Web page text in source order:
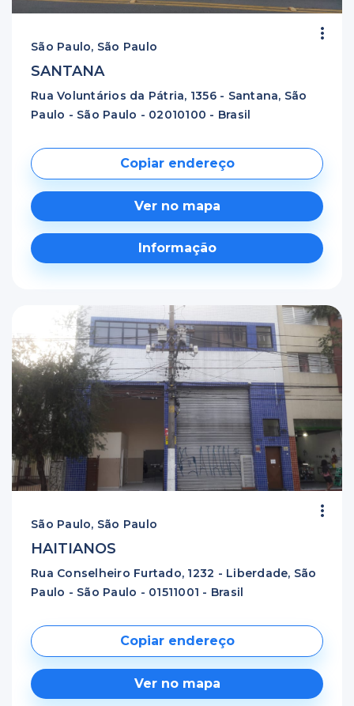
São Paulo, São Paulo
SANTANA
Rua Voluntários da Pátria, 1356 - Santana, São
Paulo - São Paulo - 02010100 - Brasil
Copiar endereço
Ver no mapa
Informação
São Paulo, São Paulo
HAITIANOS
Rua Conselheiro Furtado, 1232 - Liberdade, São
Paulo - São Paulo - 01511001 - Brasil
Copiar endereço
Ver no mapa